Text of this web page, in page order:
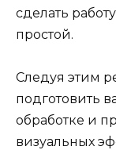
сделать
простой.
Следуя этим
подготовить
обработке и
визуальных